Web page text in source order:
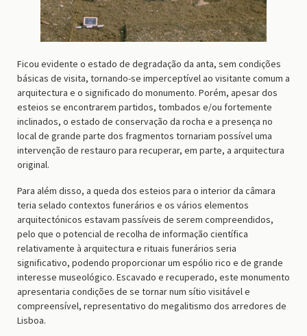
Ficou evidente o estado de degradação da anta, sem condições
básicas de visita, tornando-se imperceptível ao visitante comum a
arquitectura e o significado do monumento. Porém, apesar dos
esteios se encontrarem partidos, tombados e/ou fortemente
inclinados, o estado de conservação da rocha e a presença no
local de grande parte dos fragmentos tornariam possível uma
intervenção de restauro para recuperar, em parte, a arquitectura
original.
Para além disso, a queda dos esteios para o interior da câmara
teria selado contextos funerários e os vários elementos
arquitectónicos estavam passíveis de serem compreendidos,
pelo que o potencial de recolha de informação científica
relativamente à arquitectura e rituais funerários seria
significativo, podendo proporcionar um espólio rico e de grande
interesse museológico. Escavado e recuperado, este monumento
apresentaria condições de se tornar num sítio visitável e
compreensível, representativo do megalitismo dos arredores de
Lisboa.